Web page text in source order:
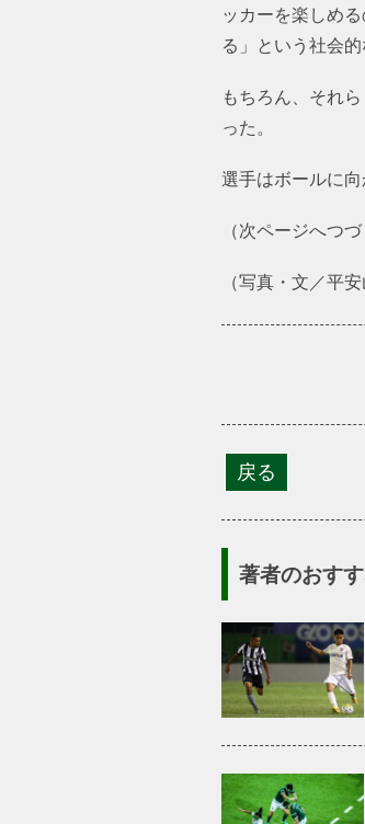
ッカーを楽しめ
る」という社会
もちろん、それ
た。
選手はボールに
（次ページへつづ
（写真・文／平安
著者のおす